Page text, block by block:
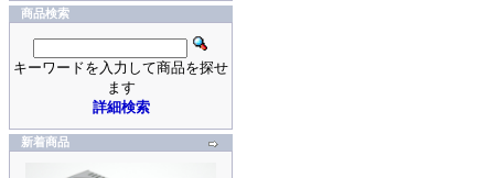
商品検索
キーワードを入力して商品を探せ
ます
詳細検索
新着商品